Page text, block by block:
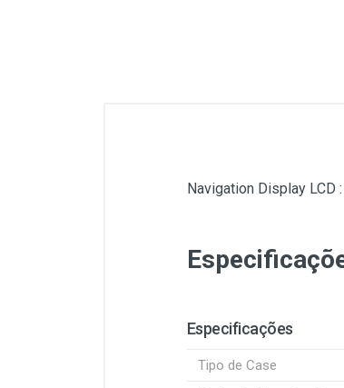
Navigation Display LCD
Especificações
Tipo de Case